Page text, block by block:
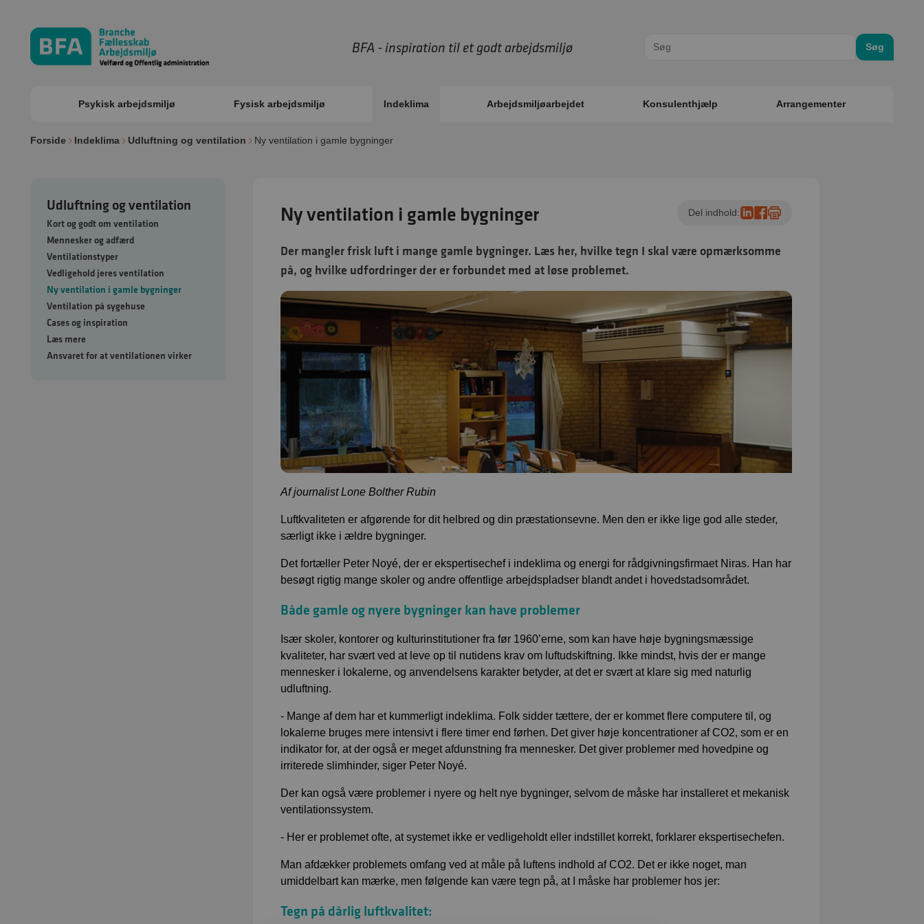
BFA - inspiration til et godt arbejdsmiljø Søg
Psykisk arbejdsmiljø Fysisk arbejdsmiljø Indeklima Arbejdsmiljøarbejdet Konsulenthjælp Arrangementer
Forside Indeklima Udluftning og ventilation Ny ventilation i gamle bygninger
Udluftning og ventilation
Kort og godt om ventilation
Mennesker og adfærd
Ventilationstyper
Vedligehold jeres ventilation
Ny ventilation i gamle bygninger
Ventilation på sygehuse
Cases og inspiration
Læs mere
Ansvaret for at ventilationen virker
Ny ventilation i gamle bygninger Del indhold:
Der mangler frisk luft i mange gamle bygninger. Læs her, hvilke tegn I skal være opmærksomme
på, og hvilke udfordringer der er forbundet med at løse problemet.
Af journalist Lone Bolther Rubin
Luftkvaliteten er afgørende for dit helbred og din præstationsevne. Men den er ikke lige god alle steder,
særligt ikke i ældre bygninger.
Det fortæller Peter Noyé, der er ekspertisechef i indeklima og energi for rådgivningsfirmaet Niras. Han har
besøgt rigtig mange skoler og andre offentlige arbejdspladser blandt andet i hovedstadsområdet.
Både gamle og nyere bygninger kan have problemer
Især skoler, kontorer og kulturinstitutioner fra før 1960’erne, som kan have høje bygningsmæssige
kvaliteter, har svært ved at leve op til nutidens krav om luftudskiftning. Ikke mindst, hvis der er mange
mennesker i lokalerne, og anvendelsens karakter betyder, at det er svært at klare sig med naturlig
udluftning.
- Mange af dem har et kummerligt indeklima. Folk sidder tættere, der er kommet flere computere til, og
lokalerne bruges mere intensivt i flere timer end førhen. Det giver høje koncentrationer af CO2, som er en
indikator for, at der også er meget afdunstning fra mennesker. Det giver problemer med hovedpine og
irriterede slimhinder, siger Peter Noyé.
Der kan også være problemer i nyere og helt nye bygninger, selvom de måske har installeret et mekanisk
ventilationssystem.
- Her er problemet ofte, at systemet ikke er vedligeholdt eller indstillet korrekt, forklarer ekspertisechefen.
Man afdækker problemets omfang ved at måle på luftens indhold af CO2. Det er ikke noget, man
umiddelbart kan mærke, men følgende kan være tegn på, at I måske har problemer hos jer:
Tegn på dårlig luftkvalitet: